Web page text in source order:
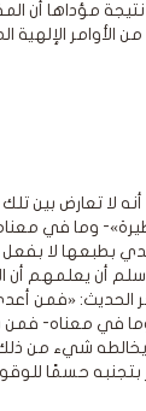
مؤداها أن
الأوامر الإلهية
لا تعارض بين تلك
وما في
بطبعها لا بفعل
أن يعلمهم أن
«فمن أعدى
في معناه- فمن
شيء من
بتجنبه حسمًا